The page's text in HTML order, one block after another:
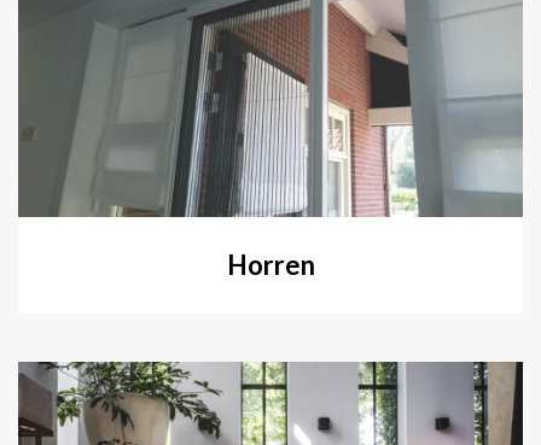
Horren